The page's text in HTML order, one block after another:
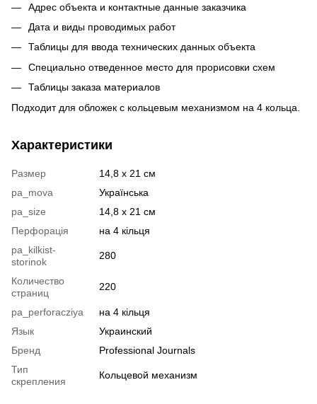
Адрес объекта и контактные данные заказчика
Дата и виды проводимых работ
Таблицы для ввода технических данных объекта
Специально отведенное место для прорисовки схем
Таблицы заказа материалов
Подходит для обложек с кольцевым механизмом на 4 кольца.
Характеристики
Размер
14,8 х 21 см
pa_mova
Українська
pa_size
14,8 х 21 см
Перфорація
на 4 кільця
pa_kilkist-
storinok
280
Количество
страниц
220
pa_perforacziya
на 4 кільця
Язык
Украинский
Бренд
Professional Journals
Тип
скрепления
Кольцевой механизм